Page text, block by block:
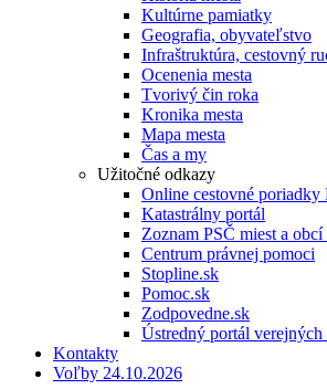
Kultúrne pamiatky
Geografia, obyvateľstvo
Infraštruktúra, cestovný
Ocenenia mesta
Tvorivý čin roka
Kronika mesta
Mapa mesta
Čas a my
Užitočné odkazy
Online cestovné
Katastrálny portál
Zoznam PSČ miest a obcí
Centrum právnej pomoci
Stopline.sk
Pomoc.sk
Zodpovedne.sk
Ústredný portál verejných
Kontakty
Voľby 24.10.2026